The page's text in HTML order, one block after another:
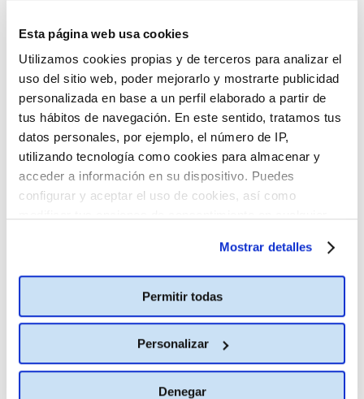
Esta página web usa cookies
Utilizamos cookies propias y de terceros para analizar el
uso del sitio web, poder mejorarlo y mostrarte publicidad
personalizada en base a un perfil elaborado a partir de
tus hábitos de navegación. En este sentido, tratamos tus
datos personales, por ejemplo, el número de IP,
utilizando tecnología como cookies para almacenar y
acceder a información en su dispositivo. Puedes
configurar y aceptar el uso de cookies, así como
Mostrar detalles
Permitir todas
Personalizar
Denegar
CONSULTA MÁS HORARIOS
Madrid
La Vaguada
Islazul
Planetocio
Rivas H2O